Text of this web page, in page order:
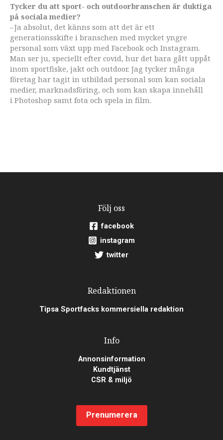
Tycker du att sport- och outdoor­branschen är duktiga
på sociala medier?
– Ja absolut, det känns som att det är ett
generationsskifte i branschen med mycket yngre
personal som växt upp med Facebook och Instagram.
Man ser ju, speciellt efter covid, hur det bara gått uppåt
inom sportfiske, jakt och outdoor. Jag tycker många
företag har tagit in utbildad personal som kan sociala
medier, marknadsföring, och som kan skapa innehåll
i Photoshop samt fota och spela in film.
Följ oss
facebook
instagram
twitter
Redaktionen
Tipsa Sportfacks kommersiella redaktion
Info
Annonsinformation
Kundtjänst
CSR & miljö
Prenumerera